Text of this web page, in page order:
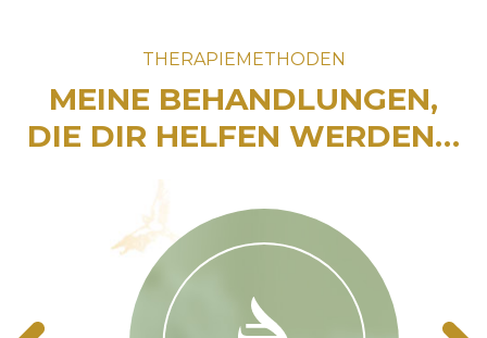
THERAPIEMETHODEN
MEINE BEHANDLUNGEN,
DIE DIR HELFEN WERDEN…